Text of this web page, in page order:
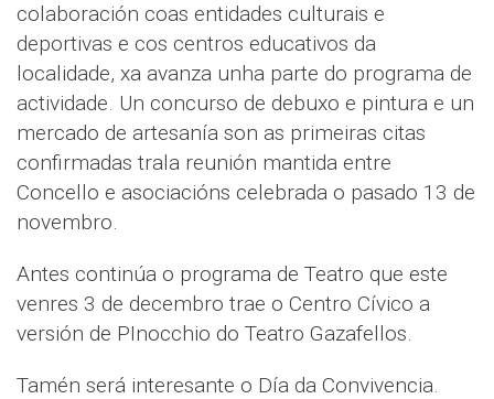
colaboración coas entidades culturais e
deportivas e cos centros educativos da
localidade, xa avanza unha parte do programa de
actividade. Un concurso de debuxo e pintura e un
mercado de artesanía son as primeiras citas
confirmadas trala reunión mantida entre
Concello e asociacións celebrada o pasado 13 de
novembro.
Antes continúa o programa de Teatro que este
venres 3 de decembro trae o Centro Cívico a
versión de PInocchio do Teatro Gazafellos.
Tamén será interesante o Día da Convivencia.